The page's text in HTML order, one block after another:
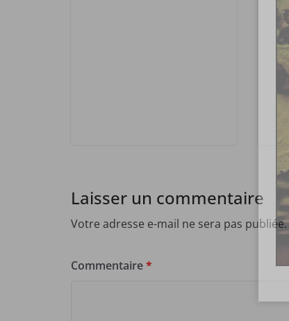
Laisser un commentaire
Votre adresse e-mail ne sera pas publiée.
Commentaire*